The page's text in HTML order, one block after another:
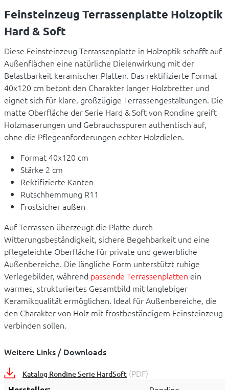
Feinsteinzeug Terrassenplatte Holzoptik
Hard & Soft
Diese Feinsteinzeug Terrassenplatte in Holzoptik schafft auf
Außenflächen eine natürliche Dielenwirkung mit der
Belastbarkeit keramischer Platten. Das rektifizierte Format
40x120 cm betont den Charakter langer Holzbretter und
eignet sich für klare, großzügige Terrassengestaltungen. Die
matte Oberfläche der Serie Hard & Soft von Rondine greift
Holzmaserungen und Gebrauchsspuren authentisch auf,
ohne die Pflegeanforderungen echter Holzdielen.
Format 40x120 cm
Stärke 2 cm
Rektifizierte Kanten
Rutschhemmung R11
Frostsicher außen
Auf Terrassen überzeugt die Platte durch
Witterungsbeständigkeit, sichere Begehbarkeit und eine
pflegeleichte Oberfläche für private und gewerbliche
Außenbereiche. Die längliche Form unterstützt ruhige
Verlegebilder, während passende Terrassenplatten ein
warmes, strukturiertes Gesamtbild mit langlebiger
Keramikqualität ermöglichen. Ideal für Außenbereiche, die
den Charakter von Holz mit frostbeständigem Feinsteinzeug
verbinden sollen.
Weitere Links / Downloads
Katalog Rondine Serie HardSoft (PDF)